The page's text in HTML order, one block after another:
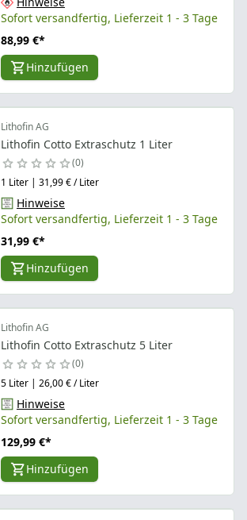
Sofort versandfertig, Lieferzeit 1 - 3 Tage
88,99 €*
Hinzufügen
Lithofin AG
Lithofin Cotto Extraschutz 1 Liter
0
1 Liter | 31,99 € / Liter
Hinweise
Sofort versandfertig, Lieferzeit 1 - 3 Tage
31,99 €*
Hinzufügen
Lithofin AG
Lithofin Cotto Extraschutz 5 Liter
0
5 Liter | 26,00 € / Liter
Hinweise
Sofort versandfertig, Lieferzeit 1 - 3 Tage
129,99 €*
Hinzufügen